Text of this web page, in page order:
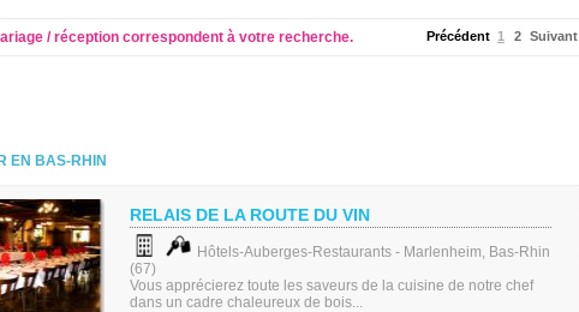
/ réception correspondent à votre recherche. Précédent 1 2 Suivant
EN BAS-RHIN
RELAIS DE LA ROUTE DU VIN
Hôtels-Auberges-Restaurants - Marlenheim, Bas-Rhin
(67)
Vous apprécierez toute les saveurs de la cuisine de notre chef
dans un cadre chaleureux de bois...